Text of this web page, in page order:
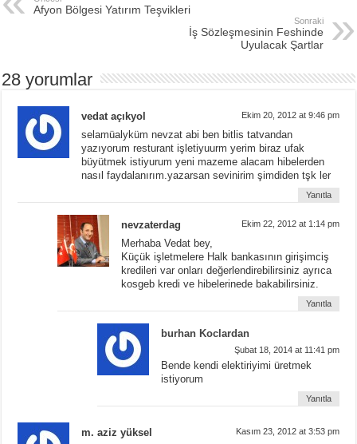
Afyon Bölgesi Yatırım Teşvikleri
Sonraki
İş Sözleşmesinin Feshinde
Uyulacak Şartlar
28 yorumlar
vedat açıkyol Ekim 20, 2012 at 9:46 pm
selamüalyküm nevzat abi ben bitlis tatvandan
yazıyorum resturant işletiyuurm yerim biraz ufak
büyütmek istiyurum yeni mazeme alacam hibelerden
nasıl faydalanırım.yazarsan sevinirim şimdiden tşk ler
Yanıtla
nevzaterdag Ekim 22, 2012 at 1:14 pm
Merhaba Vedat bey,
Küçük işletmelere Halk bankasının girişimciş
kredileri var onları değerlendirebilirsiniz ayrıca
kosgeb kredi ve hibelerinede bakabilirsiniz.
Yanıtla
burhan Koclardan
Şubat 18, 2014 at 11:41 pm
Bende kendi elektiriyimi üretmek
istiyorum
Yanıtla
m. aziz yüksel Kasım 23, 2012 at 3:53 pm